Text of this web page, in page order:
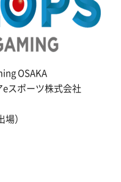
OSAKA
スポーツ株式会社
場）